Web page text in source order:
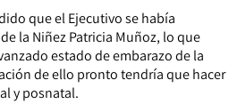
que el Ejecutivo se había
la Niñez Patricia Muñoz, lo que
estado de embarazo de la
de ello pronto tendría que hacer
y posnatal.